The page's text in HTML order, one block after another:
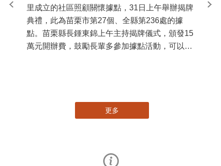
里成立的社區照顧關懷據點，31日上午舉辦揭牌
典禮，此為苗栗市第27個、全縣第236處的據
點。苗栗縣長鍾東錦上午主持揭牌儀式，頒發15
萬元開辦費，鼓勵長輩多參加據點活動，可以更
苗
更多